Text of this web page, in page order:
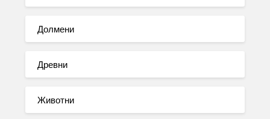
Долмени
Древни
Животни